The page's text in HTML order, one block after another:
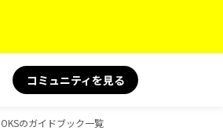
コミュニティを見る
のガイドブック一覧